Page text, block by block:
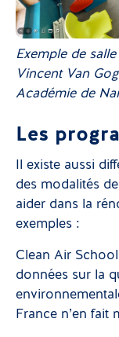
Exemple de
Vincent Van
Académie de
Les
Il existe aussi
des modalités
aider dans la
exemples :
Clean Air
données sur la
France n’en fait